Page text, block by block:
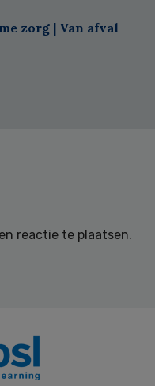
zorg | Van afval
reactie te plaatsen.